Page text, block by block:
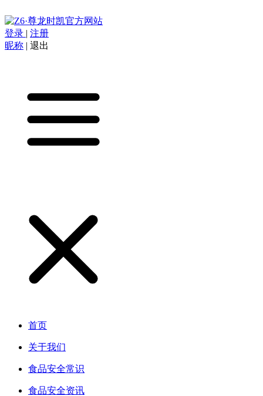
登录 | 注册
昵称 | 退出
首页
关于我们
食品安全常识
食品安全资讯